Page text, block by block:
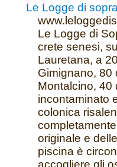
Le Logge di sopra
Le Logge di
crete senesi,
Lauretana, a
Gimignano, 80
Montalcino, 40
incontaminato
colonica
originale e
piscina è
accogliere gli